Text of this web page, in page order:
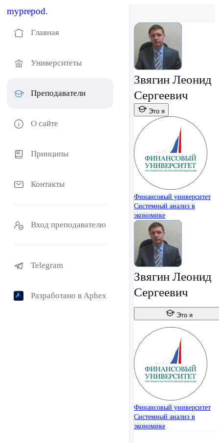
myprepod.
Главная
Университеты
Преподаватели
О сайте
Принципы
Контакты
Вход преподавателю
Telegram
Разработано в Aphex
Звягин Леонид
Сергеевич
Это я
Финансовый университет
Системный анализ в
экономике
Звягин Леонид
Сергеевич
Это я
Финансовый университет
Системный анализ в
экономике